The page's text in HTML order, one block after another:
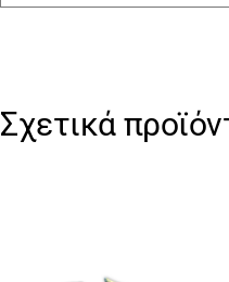
Σχετικά